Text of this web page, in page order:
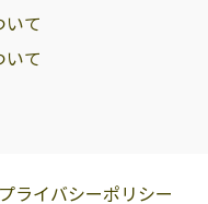
いて
て
プライバシーポリシー